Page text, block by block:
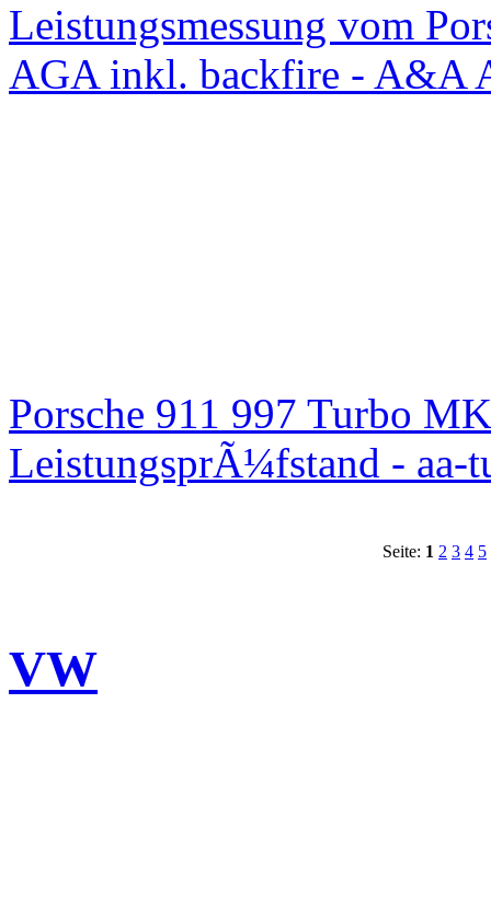
Leistungsmessung vom
AGA inkl. backfire - A&A
Porsche 911 997 Turbo
LeistungsprÃ¼fstand - aa-
Seite: 1 2 3 4 5
VW